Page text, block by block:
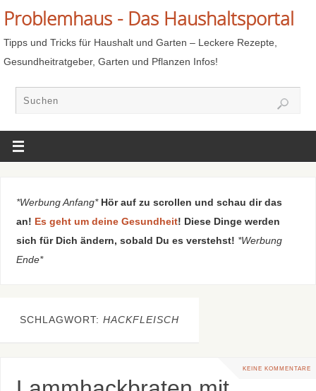
Problemhaus - Das Haushaltsportal
Tipps und Tricks für Haushalt und Garten – Leckere Rezepte,
Gesundheitratgeber, Garten und Pflanzen Infos!
*Werbung Anfang* Hör auf zu scrollen und schau dir das
an! Es geht um deine Gesundheit! Diese Dinge werden
sich für Dich ändern, sobald Du es verstehst! *Werbung
Ende*
SCHLAGWORT: HACKFLEISCH
KEINE KOMMENTARE